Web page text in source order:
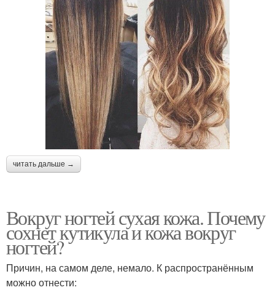
читать дальше →
Вокруг ногтей сухая кожа. Почему
сохнет кутикула и кожа вокруг
ногтей?
Причин, на самом деле, немало. К распространённым
можно отнести: